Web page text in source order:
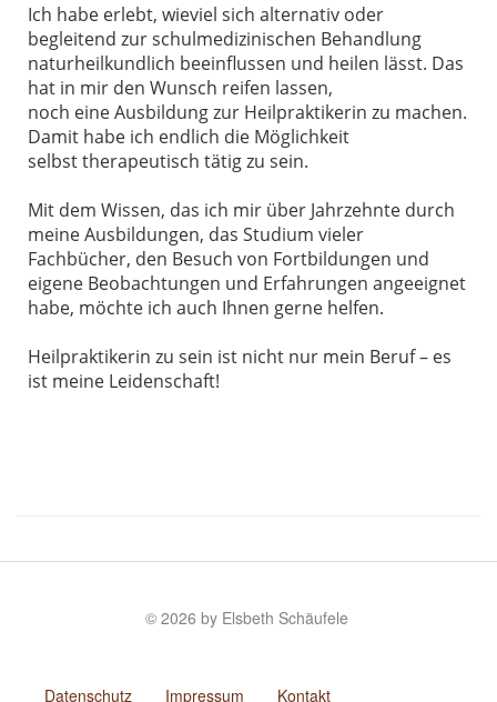
Ich habe erlebt, wieviel sich alternativ oder
begleitend zur schulmedizinischen Behandlung
naturheilkundlich beeinflussen und heilen lässt. Das
hat in mir den Wunsch reifen lassen,
noch eine Ausbildung zur Heilpraktikerin zu machen.
Damit habe ich endlich die Möglichkeit
selbst therapeutisch tätig zu sein.
Mit dem Wissen, das ich mir über Jahrzehnte durch
meine Ausbildungen, das Studium vieler
Fachbücher, den Besuch von Fortbildungen und
eigene Beobachtungen und Erfahrungen angeeignet
habe, möchte ich auch Ihnen gerne helfen.
Heilpraktikerin zu sein ist nicht nur mein Beruf – es
ist meine Leidenschaft!
© 2026 by Elsbeth Schäufele
Datenschutz Impressum Kontakt